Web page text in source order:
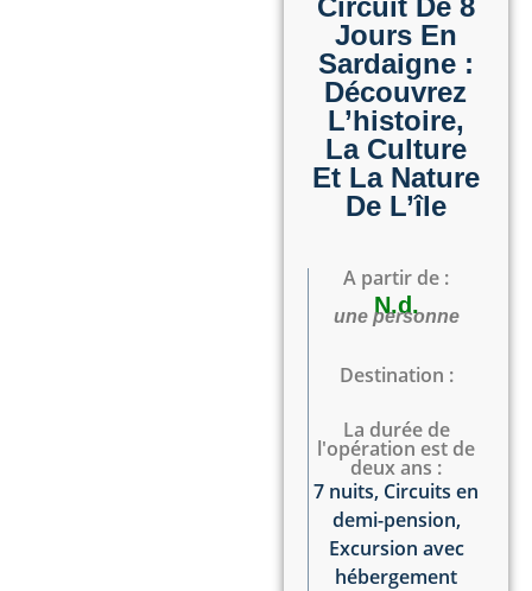
Jours En
Sardaigne :
Découvrez
L’histoire,
La Culture
Et La Nature
De L’île
A partir de :
N.d.
une personne
Destination :
La durée de
l'opération est de
deux ans :
7 nuits, Circuits en
demi-pension,
Excursion avec
hébergement